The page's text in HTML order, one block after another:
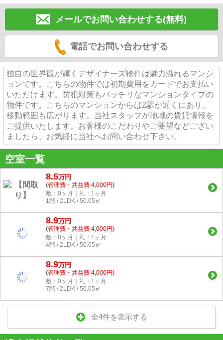
メールでお問い合わせする(無料)
電話でお問い合わせする
独自の世界観が輝くデザイナーズ物件は魅力溢れるマンシ
ョンです。こちらの物件では初期費用をカードでお支払い
いただけます。防犯対策もバッチリなマンションタイプの
物件です。こちらのマンションからは2駅が近くにあり、
移動範囲も広がります。当社スタッフが地域の賃貸情報を
ご提供いたします。お客様のこだわりやご要望などござい
ましたら、お気軽に当社へお問い合わせ下さい。
空室一覧
8.5万円
(管理費・共益費 4,000円)
敷：0ヶ月｜礼：1ヶ月
1階 / 2LDK / 50.05㎡
8.9万円
(管理費・共益費 4,000円)
敷：0ヶ月｜礼：1ヶ月
4階 / 2LDK / 50.05㎡
8.9万円
(管理費・共益費 4,000円)
敷：0ヶ月｜礼：1ヶ月
7階 / 2LDK / 50.05㎡
全4件を表示する